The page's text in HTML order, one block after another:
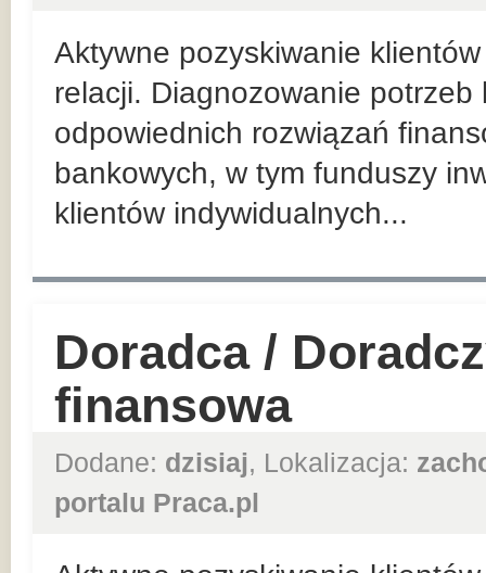
Aktywne pozyskiwanie
relacji. Diagnozowanie
odpowiednich rozwiązań
bankowych, w tym funduszy
klientów indywidualnych...
Doradca /
finansowa
Dodane: dzisiaj, Lokalizacja:
portalu Praca.pl